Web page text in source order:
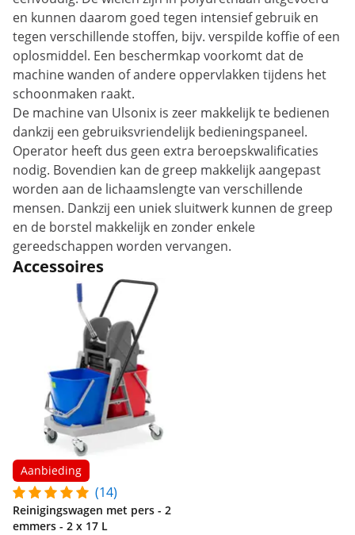
en kunnen daarom goed tegen intensief gebruik en
tegen verschillende stoffen, bijv. verspilde koffie of een
oplosmiddel. Een beschermkap voorkomt dat de
machine wanden of andere oppervlakken tijdens het
schoonmaken raakt.
De machine van Ulsonix is zeer makkelijk te bedienen
dankzij een gebruiksvriendelijk bedieningspaneel.
Operator heeft dus geen extra beroepskwalificaties
nodig. Bovendien kan de greep makkelijk aangepast
worden aan de lichaamslengte van verschillende
mensen. Dankzij een uniek sluitwerk kunnen de greep
en de borstel makkelijk en zonder enkele
gereedschappen worden vervangen.
Accessoires
Aanbieding
(14)
Reinigingswagen met pers - 2
emmers - 2 x 17 L